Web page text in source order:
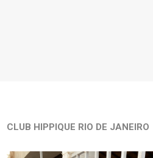
CLUB HIPPIQUE RIO DE JANEIRO